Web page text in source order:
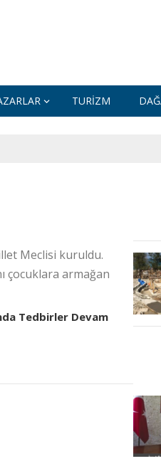
TURIZM
Meclisi kuruldu.
çocuklara armağan
Tedbirler Devam